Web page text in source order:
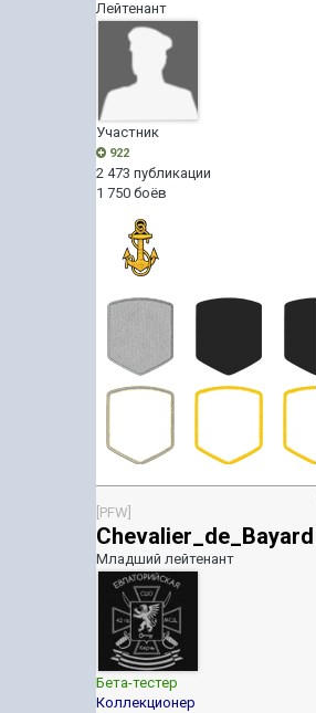
Лейтенант
Участник
922
2 473 публикации
1 750 боёв
[PFW]
Chevalier_de_Bayard
Младший лейтенант
Бета-тестер
Коллекционер